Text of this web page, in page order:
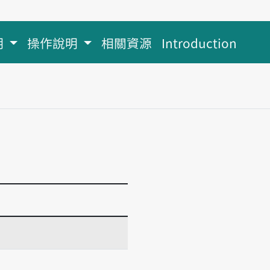
操作說明 相關資源 Introduction